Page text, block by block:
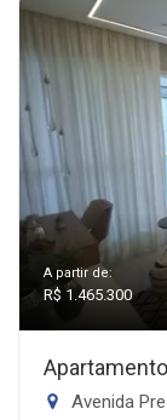
A partir de:
R$ 1.465.300
Avenida